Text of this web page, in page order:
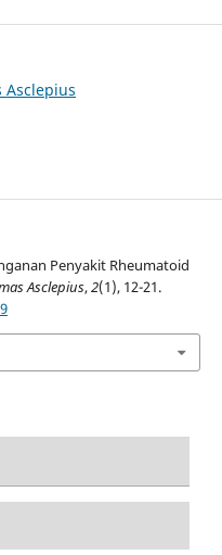
Asclepius
Penyakit Rheumatoid
Asclepius,2(1), 12-21.